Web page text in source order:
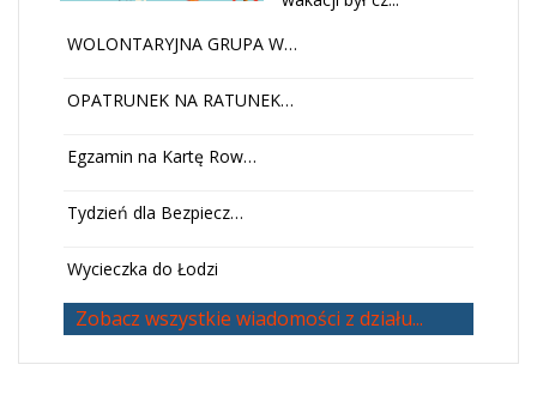
WOLONTARYJNA GRUPA W…
OPATRUNEK NA RATUNEK…
Egzamin na Kartę Row…
Tydzień dla Bezpiecz…
Wycieczka do Łodzi
Zobacz wszystkie wiadomości z działu...